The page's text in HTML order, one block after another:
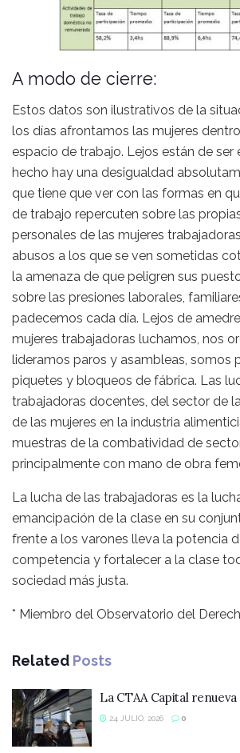
A modo de cierre:
Estos datos son ilustrativos de la
los días afrontamos las mujeres
espacio de trabajo. Lejos están de ser
hecho hay una desigualdad
que tiene que ver con las formas en
de trabajo repercuten sobre las
personales de las mujeres
abusos a los que se ven sometidas
la amenaza de que peligren sus
sobre las presiones laborales,
padecemos cada día. Lejos de
mujeres trabajadoras luchamos, nos
lideramos paros y asambleas, somos
piquetes y bloqueos de fábrica. Las
trabajadoras docentes, del sector de
de las mujeres en la industria
muestras de la combatividad de
principalmente con mano de obra
La lucha de las trabajadoras es la
emancipación de la clase en su
frente a los varones lleva la potencia
competencia y fortalecer a la clase
sociedad más justa.
* Miembro del Observatorio del
Related Posts
La CTAA Capital
24 JULIO, 2026 0